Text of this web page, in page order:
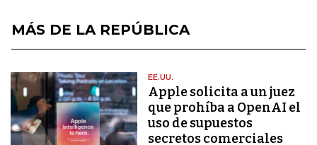
MÁS DE LA REPÚBLICA
EE.UU.
Apple solicita a un juez
que prohíba a OpenAI el
uso de supuestos
secretos comerciales